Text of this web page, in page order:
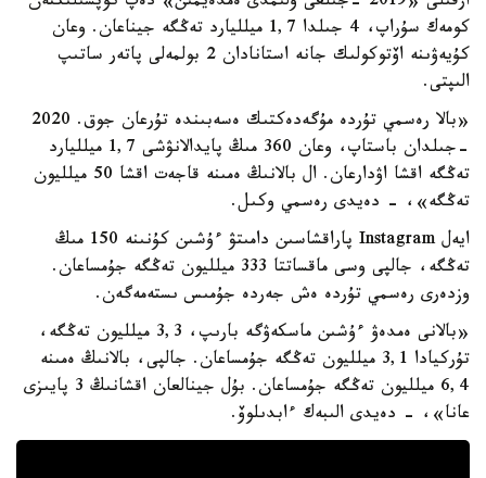
كومەك سۇراپ، 4 جىلدا 1,7 ميلليارد تەڭگە جيناعان. وعان
كۇيەۋىنە اۆتوكولىك جانە استانادان 2 بولمەلى پاتەر ساتىپ
الىپتى.
«بالا رەسمي تۇردە مۇگەدەكتىك ەسەبىندە تۇرعان جوق. 2020
-جىلدان باستاپ، وعان 360 مىڭ پايدالانۋشى 1,7 ميلليارد
تەڭگە اقشا اۋدارعان. ال بالانىڭ ەمىنە قاجەت اقشا 50 ميلليون
تەڭگە»، - دەيدى رەسمي وكىل.
ايەل Instagram پاراقشاسىن دامىتۋ ءۇشىن كۇنىنە 150 مىڭ
تەڭگە، جالپى وسى ماقساتتا 333 ميلليون تەڭگە جۇمساعان.
وزدەرى رەسمي تۇردە ەش جەردە جۇمىس ىستەمەگەن.
«بالانى ەمدەۋ ءۇشىن ماسكەۋگە بارىپ، 3,3 ميلليون تەڭگە،
تۇركيادا 3,1 ميلليون تەڭگە جۇمساعان. جالپى، بالانىڭ ەمىنە
6,4 ميلليون تەڭگە جۇمساعان. بۇل جينالعان اقشانىڭ 3 پايىزى
عانا»، - دەيدى الىبەك ءابدىلوۆ.